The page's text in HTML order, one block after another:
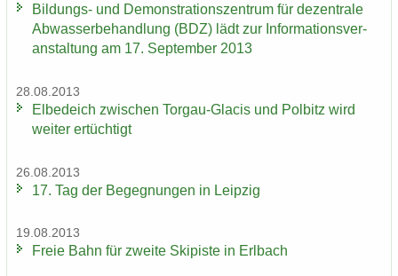
Bildungs-​ und De­mons­tra­ti­ons­zen­trum für de­zen­tra­le
Ab­was­ser­be­hand­lung (BDZ) lädt zur In­for­ma­ti­ons­ver­
an­stal­tung am 17. Sep­tem­ber 2013
28.08.2013
El­be­deich zwi­schen Torgau-​Glacis und Pol­bitz wird
wei­ter er­tüch­tigt
26.08.2013
17. Tag der Be­geg­nun­gen in Leip­zig
19.08.2013
Freie Bahn für zwei­te Ski­pis­te in Erl­bach